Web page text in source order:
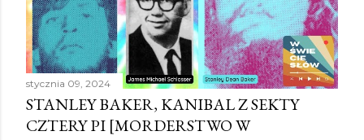
stycznia 09, 2024
STANLEY BAKER, KANIBAL Z SEKTY
CZTERY PI [MORDERSTWO W